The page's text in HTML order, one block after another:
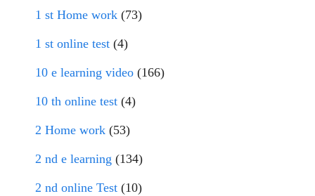
1 st Home work (73)
1 st online test (4)
10 e learning video (166)
10 th online test (4)
2 Home work (53)
2 nd e learning (134)
2 nd online Test (10)